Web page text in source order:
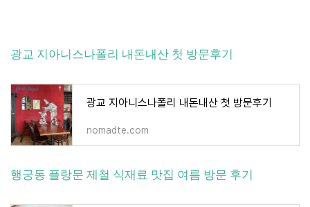
광교 지아니스나폴리 내돈내산 첫 방문후기
광교 지아니스나폴리 내돈내산 첫 방문후기
nomadte.com
행궁동 플랑문 제철 식재료 맛집 여름 방문 후기